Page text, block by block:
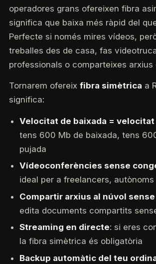
operadores grans ofereixen fibra
significa que baixa més ràpid del
Perfecte si només mires vídeos,
treballes des de casa, fas
professionals o comparteixes arxius
Tornarem ofereix fibra simètrica a
significa:
Velocitat de baixada = velocitat
tens 600 Mb de baixada, tens
pujada
Vídeoconferències sense
ideal per a freelancers,
Compartir arxius al núvol
edita documents compartits
Streaming en directe: si eres
la fibra simètrica és obligatòria
Backup automàtic del teu